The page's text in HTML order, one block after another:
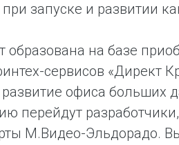
запуске и развитии
образована на базе
сервисов «Директ
офиса больших
перейдут
М.Видео-Эльдорадо.